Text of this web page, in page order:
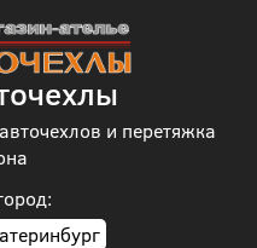
и перетяжка